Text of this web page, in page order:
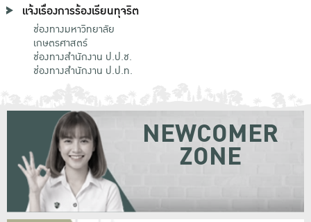
แจ้งเรื่องการร้องเรียนทุจริต
ช่องทางมหาวิทยาลัย
เกษตรศาสตร์
ช่องทางสำนักงาน ป.ป.ช.
ช่องทางสำนักงาน ป.ป.ท.
NEWCOMER
ZONE